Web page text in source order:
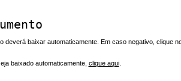
deverá baixar automaticamente. Em caso negativo, clique
baixado automaticamente, clique aqui.